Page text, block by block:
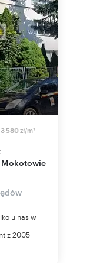
580zł/m2
Mokotowie
u nas w
z 2005